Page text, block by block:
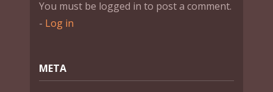
You must be logged in to post a comment.
- Log in
МЕТА